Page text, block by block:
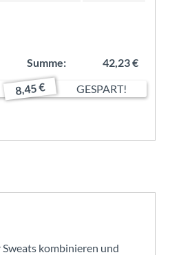
Summe:
42,23 €
8,45 € GESPART!
kombinieren und